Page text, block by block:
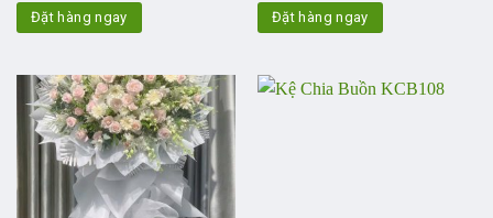
Đặt hàng ngay Đặt hàng ngay